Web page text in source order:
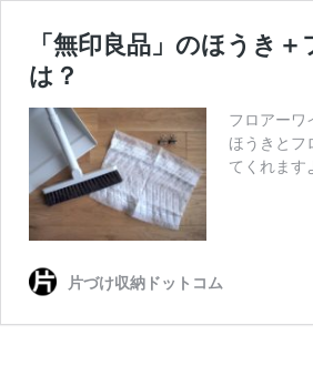
「無印良品」のほうき
は？
フロアーワ
ほうきと
てくれます
片づけ収納ドットコム